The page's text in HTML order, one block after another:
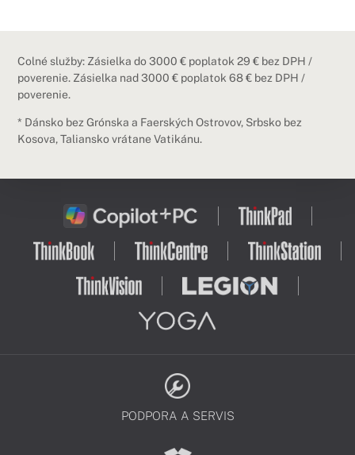
Colné služby: Zásielka do 3000 € poplatok 29 € bez DPH /
poverenie. Zásielka nad 3000 € poplatok 68 € bez DPH /
poverenie.
* Dánsko bez Grónska a Faerských Ostrovov, Srbsko bez
Kosova, Taliansko vrátane Vatikánu.
PODPORA A SERVIS